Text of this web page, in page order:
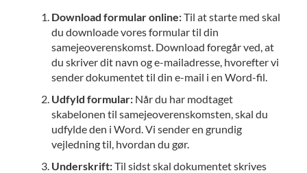
Download formular online:Til at starte med skal
du downloade vores formular til din
samejeoverenskomst. Download foregår ved, at
du skriver dit navn og e-mailadresse, hvorefter vi
sender dokumentet til din e-mail i en Word-fil.
Udfyld formular: Når du har modtaget
skabelonen til samejeoverenskomsten, skal du
udfylde den i Word. Vi sender en grundig
vejledning til, hvordan du gør.
Underskrift:Til sidst skal dokumentet skrives